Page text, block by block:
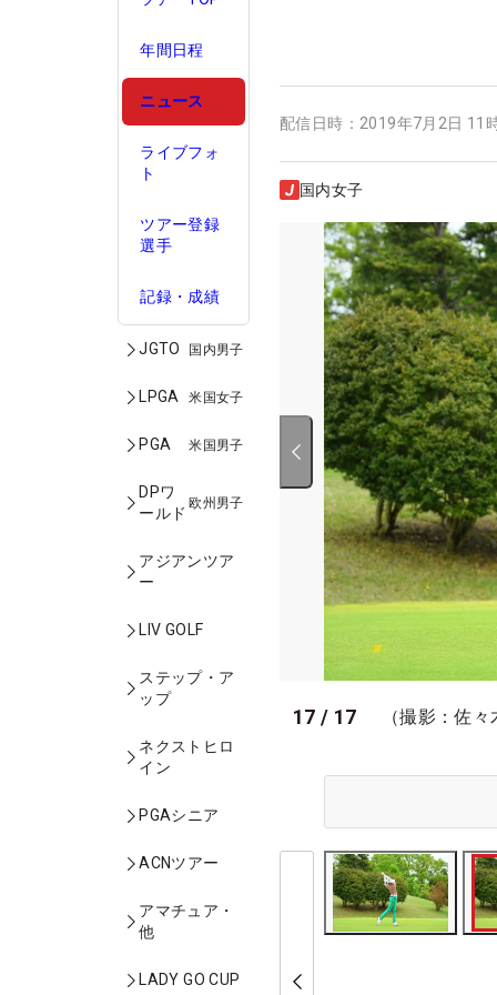
年間日程
ニュース
ライブフォ
ト
ツアー登録
選手
記録・成績
JGTO 国内男子
LPGA 米国女子
PGA 米国男子
DPワ
ールド
欧州男子
アジアンツア
ー
LIV GOLF
ステップ・ア
ップ
ネクストヒロ
イン
PGAシニア
ACNツアー
アマチュア・
他
LADY GO CUP
配信日時： 2019年7月2日 11
国内女子
17 / 17 （撮影：佐